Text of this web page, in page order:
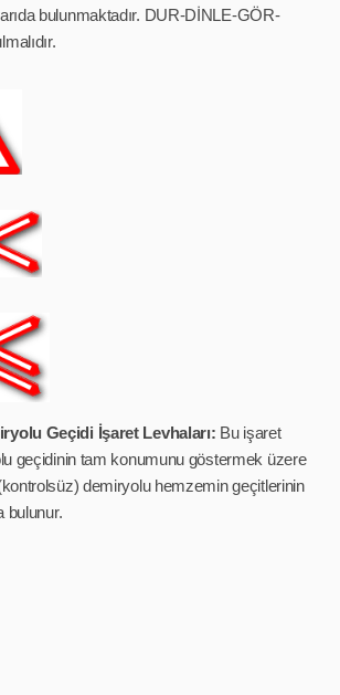
bulunmaktadır. DUR-DİNLE-GÖR-
Geçidi İşaret Levhaları: Bu işaret
geçidinin tam konumunu göstermek üzere
demiryolu hemzemin geçitlerinin
bulunur.